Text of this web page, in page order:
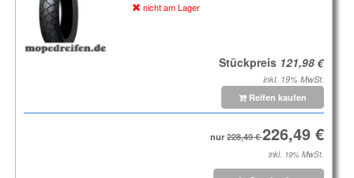
nicht am Lager
Stückpreis
inkl. 19% MwSt.
Reifen kaufen
nur
inkl. 19% MwSt.